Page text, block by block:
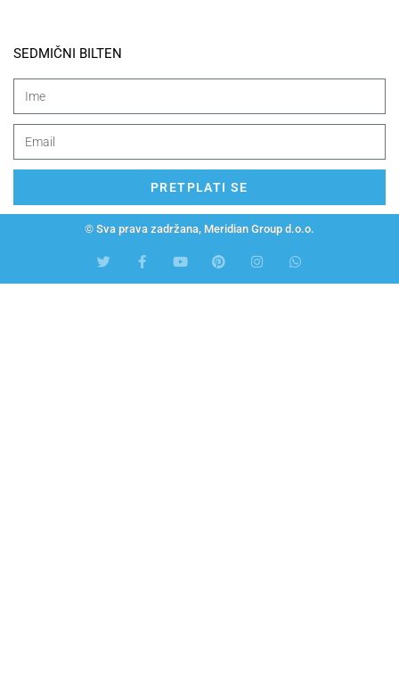
SEDMIČNI BILTEN
PRETPLATI SE
© Sva prava zadržana, Meridian Group d.o.o.